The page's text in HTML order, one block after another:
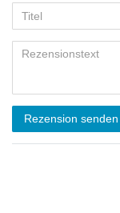
Rezension senden